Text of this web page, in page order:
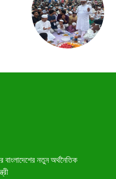
বাংলাদেশের নতুন অর্থনৈতিক